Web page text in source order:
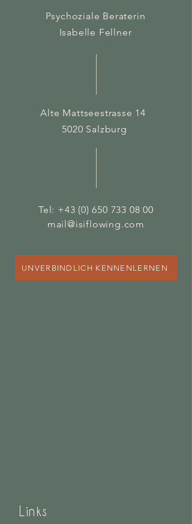
Psychoziale Beraterin
Isabelle Fellner
Alte Mattseestrasse 14
5020 Salzburg
Tel: +43 (0) 650 733 08 00
mail@isiflowing.com
UNVERBINDLICH KENNENLERNEN
Links